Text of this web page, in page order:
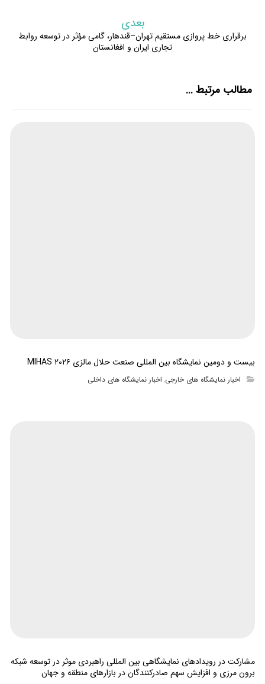
بعدی
برقراری خط پروازی مستقیم تهران–قندهار، گامی مؤثر در توسعه روابط
تجاری ایران و افغانستان
مطالب مرتبط ...
بیست و دومین نمایشگاه بین المللی صنعت حلال مالزی MIHAS ۲۰۲۶
اخبار نمایشگاه های خارجی, اخبار نمایشگاه های داخلی
مشارکت در رویدادهای نمایشگاهی بین المللی راهبردی موثر در توسعه شبکه
برون مرزی و افزایش سهم صادرکنندگان در بازارهای منطقه و جهان